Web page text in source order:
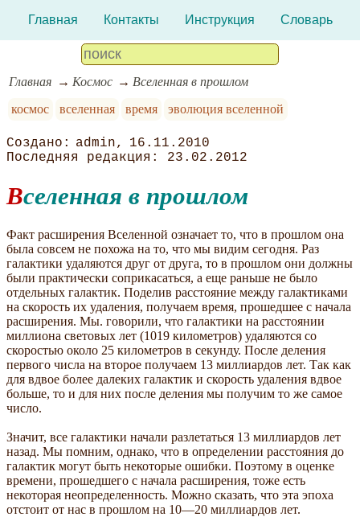
Главная Контакты Инструкция Словарь
Главная Космос
Вселенная в прошлом
космос
вселенная время эволюция вселенной
admin
16.11.2010
23.02.2012
Вселенная в прошлом
Факт расширения Вселенной означает то, что в прошлом она
была совсем не похожа на то, что мы видим сегодня. Раз
галактики удаляются друг от друга, то в прошлом они должны
были практически соприкасаться, а еще раньше не было
отдельных галактик. Поделив расстояние между галактиками
на скорость их удаления, получаем время, прошедшее с начала
расширения. Мы. говорили, что галактики на расстоянии
миллиона световых лет (1019 километров) удаляются со
скоростью около 25 километров в секунду. После деления
первого числа на второе получаем 13 миллиардов лет. Так как
для вдвое более далеких галактик и скорость удаления вдвое
больше, то и для них после деления мы получим то же самое
число.
Значит, все галактики начали разлетаться 13 миллиардов лет
назад. Мы помним, однако, что в определении расстояния до
галактик могут быть некоторые ошибки. Поэтому в оценке
времени, прошедшего с начала расширения, тоже есть
некоторая неопределенность. Можно сказать, что эта эпоха
отстоит от нас в прошлом на 10—20 миллиардов лет.